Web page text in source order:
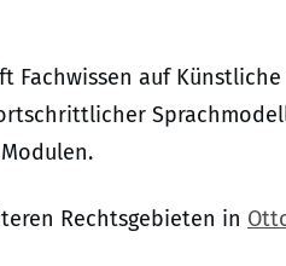
Fachwissen auf
Rechtsgebieten in